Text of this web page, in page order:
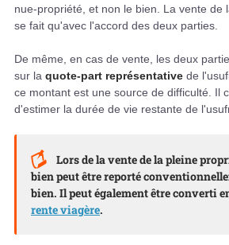
nue-propriété, et non le bien. La vente de
se fait qu'avec l'accord des deux parties.
De même, en cas de vente, les deux
sur la quote-part représentative de
ce montant est une source de difficulté. Il
d'estimer la durée de vie restante de
Lors de la vente de la pleine
bien peut être reporté
bien. Il peut également être converti
rente viagère.